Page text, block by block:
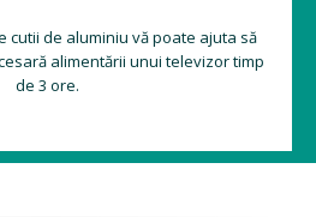
cutii de aluminiu vă poate ajuta să
alimentării unui televizor timp
de 3 ore.